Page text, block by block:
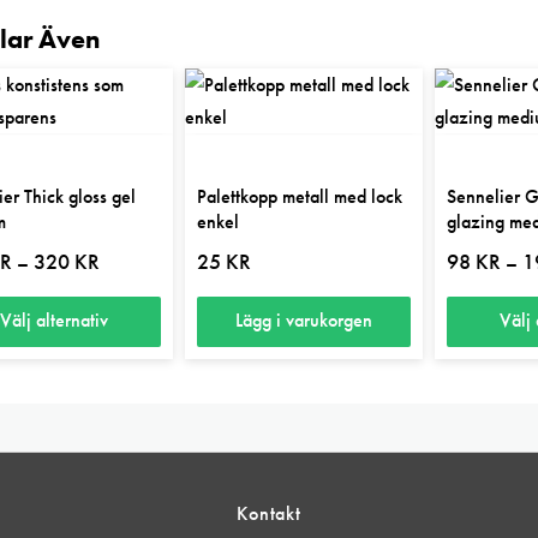
Även
Thick gloss gel
– 320 KR
till
320 kr
Välj alternativ
Palettkopp metall med lock
enkel
25 KR
Lägg i varukorgen
Sennelier
glazing
98 KR –
Välj
har
Kontakt